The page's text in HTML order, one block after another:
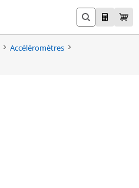
Accéléromètres